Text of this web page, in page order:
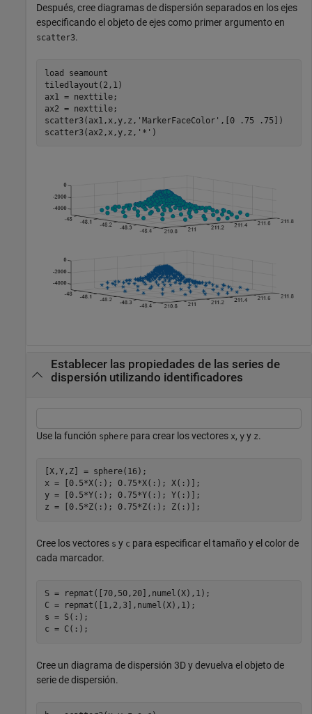
Después, cree diagramas de dispersión separados en los ejes
especificando el objeto de ejes como primer argumento en
scatter3.
load
seamount
tiledlayout(2,1)
ax1 = nexttile;
ax2 = nexttile;
scatter3(ax1,x,y,z, 'MarkerFaceColor' ,[0 .75 .75])
scatter3(ax2,x,y,z, '*' )
Establecer las propiedades de las series de
dispersión utilizando identificadores
Use la función sphere para crear los vectores x, y y z.
[X,Y,Z] = sphere(16);
x = [0.5*X(:); 0.75*X(:); X(:)];
y = [0.5*Y(:); 0.75*Y(:); Y(:)];
z = [0.5*Z(:); 0.75*Z(:); Z(:)];
Cree los vectores s y c para especificar el tamaño y el color de
cada marcador.
S = repmat([70,50,20],numel(X),1);
C = repmat([1,2,3],numel(X),1);
s = S(:);
c = C(:);
Cree un diagrama de dispersión 3D y devuelva el objeto de
serie de dispersión.